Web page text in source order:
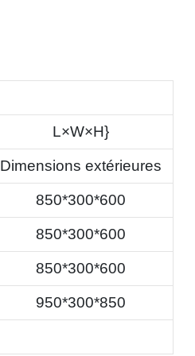
L×W×H}
Dimensions extérieures
850*300*600
850*300*600
850*300*600
950*300*850